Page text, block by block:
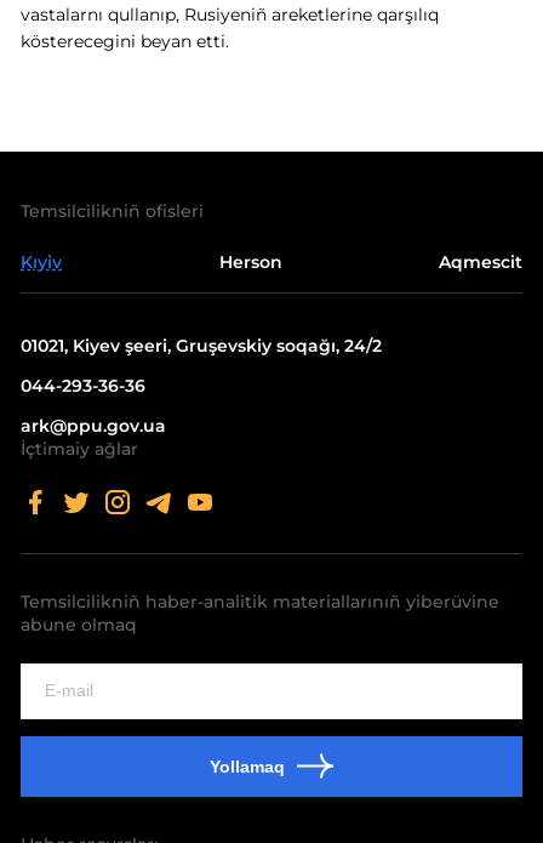
vastalarnı qullanıp, Rusiyeniñ areketlerine qarşılıq
kösterecegini beyan etti.
Temsilcilikniñ ofisleri
Kıyiv Herson Aqmescit
01021, Kiyev şeeri, Gruşevskiy soqağı, 24/2
044-293-36-36
ark@ppu.gov.ua
İçtimaiy ağlar
Temsilcilikniñ haber-analitik materiallarınıñ yiberüvine
abune olmaq
Yollamaq